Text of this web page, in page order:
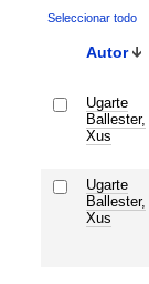
Seleccionar todo
Autor
Ugarte
Ballester,
Xus
Ugarte
Ballester,
Xus